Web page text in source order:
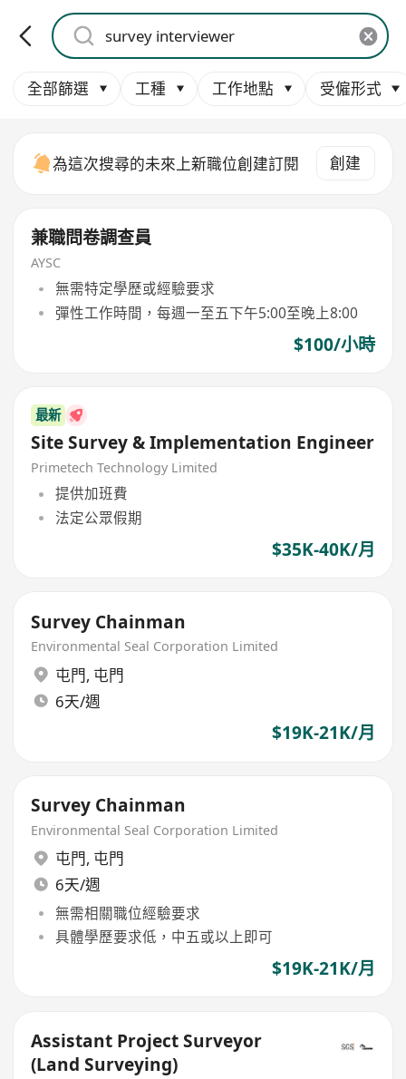
全部篩選 工種 工作地點 受僱形式
為這次搜尋的未來上新職位創建訂閱 創建
兼職問卷調查員
AYSC
無需特定學歷或經驗要求
彈性工作時間，每週一至五下午5:00至晚上8:00
$100/小時
最新
Site Survey & Implementation Engineer
Primetech Technology Limited
提供加班費
法定公眾假期
$35K-40K/月
Survey Chainman
Environmental Seal Corporation Limited
屯門, 屯門
6天/週
$19K-21K/月
Survey Chainman
Environmental Seal Corporation Limited
屯門, 屯門
6天/週
無需相關職位經驗要求
具體學歷要求低，中五或以上即可
$19K-21K/月
Assistant Project Surveyor
(Land Surveying)